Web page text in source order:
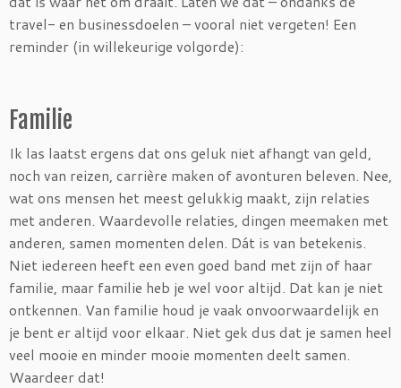
travel- en businessdoelen – vooral niet vergeten! Een
reminder (in willekeurige volgorde):
Familie
Ik las laatst ergens dat ons geluk niet afhangt van geld,
noch van reizen, carrière maken of avonturen beleven. Nee,
wat ons mensen het meest gelukkig maakt, zijn relaties
met anderen. Waardevolle relaties, dingen meemaken met
anderen, samen momenten delen. Dát is van betekenis.
Niet iedereen heeft een even goed band met zijn of haar
familie, maar familie heb je wel voor altijd. Dat kan je niet
ontkennen. Van familie houd je vaak onvoorwaardelijk en
je bent er altijd voor elkaar. Niet gek dus dat je samen heel
veel mooie en minder mooie momenten deelt samen.
Waardeer dat!